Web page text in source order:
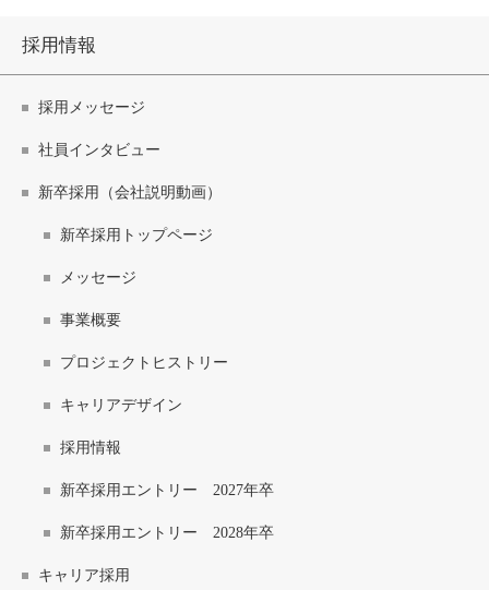
採用情報
採用メッセージ
社員インタビュー
新卒採用（会社説明動画）
新卒採用トップページ
メッセージ
事業概要
プロジェクトヒストリー
キャリアデザイン
採用情報
新卒採用エントリー 2027年卒
新卒採用エントリー 2028年卒
キャリア採用